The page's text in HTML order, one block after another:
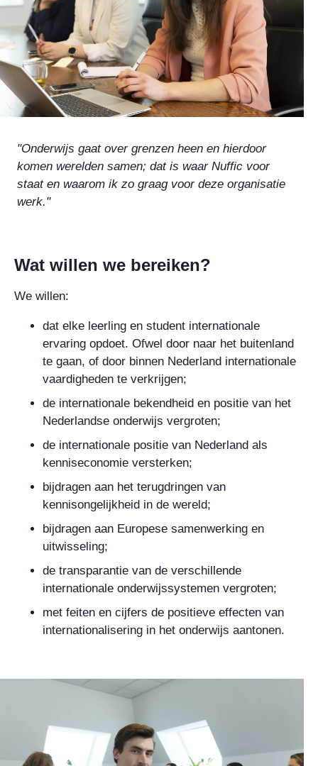
"Onderwijs gaat over grenzen heen en hierdoor
komen werelden samen; dat is waar Nuffic voor
staat en waarom ik zo graag voor deze organisatie
werk."
Wat willen we bereiken?
We willen:
dat elke leerling en student internationale
ervaring opdoet. Ofwel door naar het buitenland
te gaan, of door binnen Nederland internationale
vaardigheden te verkrijgen;
de internationale bekendheid en positie van het
Nederlandse onderwijs vergroten;
de internationale positie van Nederland als
kenniseconomie versterken;
bijdragen aan het terugdringen van
kennisongelijkheid in de wereld;
bijdragen aan Europese samenwerking en
uitwisseling;
de transparantie van de verschillende
internationale onderwijssystemen vergroten;
met feiten en cijfers de positieve effecten van
internationalisering in het onderwijs aantonen.